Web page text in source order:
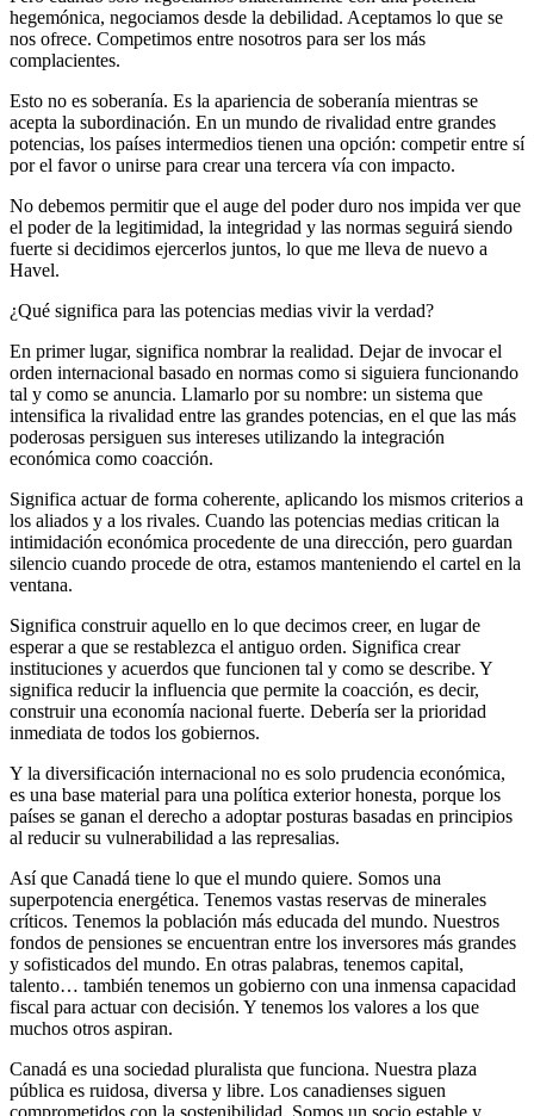
hegemónica, negociamos desde la debilidad. Aceptamos lo que se
nos ofrece. Competimos entre nosotros para ser los más
complacientes.
Esto no es soberanía. Es la apariencia de soberanía mientras se
acepta la subordinación. En un mundo de rivalidad entre grandes
potencias, los países intermedios tienen una opción: competir entre sí
por el favor o unirse para crear una tercera vía con impacto.
No debemos permitir que el auge del poder duro nos impida ver que
el poder de la legitimidad, la integridad y las normas seguirá siendo
fuerte si decidimos ejercerlos juntos, lo que me lleva de nuevo a
Havel.
¿Qué significa para las potencias medias vivir la verdad?
En primer lugar, significa nombrar la realidad. Dejar de invocar el
orden internacional basado en normas como si siguiera funcionando
tal y como se anuncia. Llamarlo por su nombre: un sistema que
intensifica la rivalidad entre las grandes potencias, en el que las más
poderosas persiguen sus intereses utilizando la integración
económica como coacción.
Significa actuar de forma coherente, aplicando los mismos criterios a
los aliados y a los rivales. Cuando las potencias medias critican la
intimidación económica procedente de una dirección, pero guardan
silencio cuando procede de otra, estamos manteniendo el cartel en la
ventana.
Significa construir aquello en lo que decimos creer, en lugar de
esperar a que se restablezca el antiguo orden. Significa crear
instituciones y acuerdos que funcionen tal y como se describe. Y
significa reducir la influencia que permite la coacción, es decir,
construir una economía nacional fuerte. Debería ser la prioridad
inmediata de todos los gobiernos.
Y la diversificación internacional no es solo prudencia económica,
es una base material para una política exterior honesta, porque los
países se ganan el derecho a adoptar posturas basadas en principios
al reducir su vulnerabilidad a las represalias.
Así que Canadá tiene lo que el mundo quiere. Somos una
superpotencia energética. Tenemos vastas reservas de minerales
críticos. Tenemos la población más educada del mundo. Nuestros
fondos de pensiones se encuentran entre los inversores más grandes
y sofisticados del mundo. En otras palabras, tenemos capital,
talento… también tenemos un gobierno con una inmensa capacidad
fiscal para actuar con decisión. Y tenemos los valores a los que
muchos otros aspiran.
Canadá es una sociedad pluralista que funciona. Nuestra plaza
pública es ruidosa, diversa y libre. Los canadienses siguen